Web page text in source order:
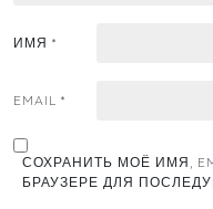
ИМЯ *
EMAIL *
СОХРАНИТЬ МОЁ ИМЯ,
БРАУЗЕРЕ ДЛЯ